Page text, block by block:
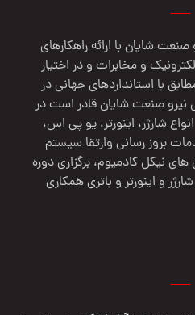
شایان با ارائه راهکارهای
و مخابرات و در اختیار
با استانداردهای جهانی در
نیرو صنعت شایان قادر است در
شارژر، اینورتر، یو پی اس،
بروز رسانی وارتقا سیستم
های نیکل کادمیوم، برگزاری دوره
و اینورتر و باتری همکاری